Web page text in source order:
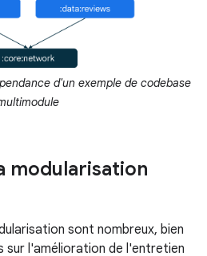
d'un exemple de codebase
modularisation
sont nombreux, bien
sur l'amélioration de l'entretien